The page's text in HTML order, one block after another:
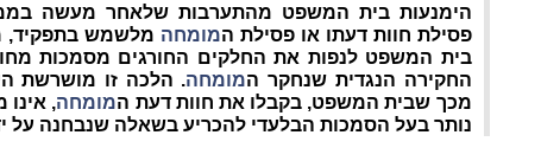
הימנעות בית המשפט מהתערבות שלאחר מעשה
פסילת חוות דעתו או פסילת המומחה מלשמש בתפקיד,
בית המשפט לנפות את החלקים החורגים מסמכות
החקירה הנגדית שנחקר המומחה. הלכה זו מושרשת
מכך שבית המשפט, בקבלו את חוות דעת המומחה,
נותר בעל הסמכות הבלעדי להכריע בשאלה שנבחנה על